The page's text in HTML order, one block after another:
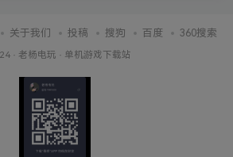
关于我们 投稿 搜狗 百度 360搜索
· 老杨电玩 · 单机游戏下载站